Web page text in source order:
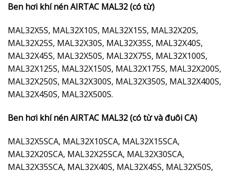
Ben hơi khí nén AIRTAC MAL32 (có từ)
MAL32X5S, MAL32X10S, MAL32X15S, MAL32X20S,
MAL32X25S, MAL32X30S, MAL32X35S, MAL32X40S,
MAL32X45S, MAL32X50S, MAL32X75S, MAL32X100S,
MAL32X125S, MAL32X150S, MAL32X175S, MAL32X200S,
MAL32X250S, MAL32X300S, MAL32X350S, MAL32X400S,
MAL32X450S, MAL32X500S.
Ben hơi khí nén AIRTAC MAL32 (có từ và đuôi CA)
MAL32X5SCA, MAL32X10SCA, MAL32X15SCA,
MAL32X20SCA, MAL32X25SCA, MAL32X30SCA,
MAL32X35SCA, MAL32X40S, MAL32X45S, MAL32X50S,